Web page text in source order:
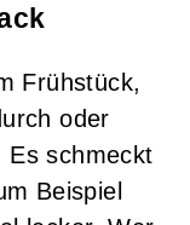
Frühstück,
oder
Es schmeckt
Beispiel